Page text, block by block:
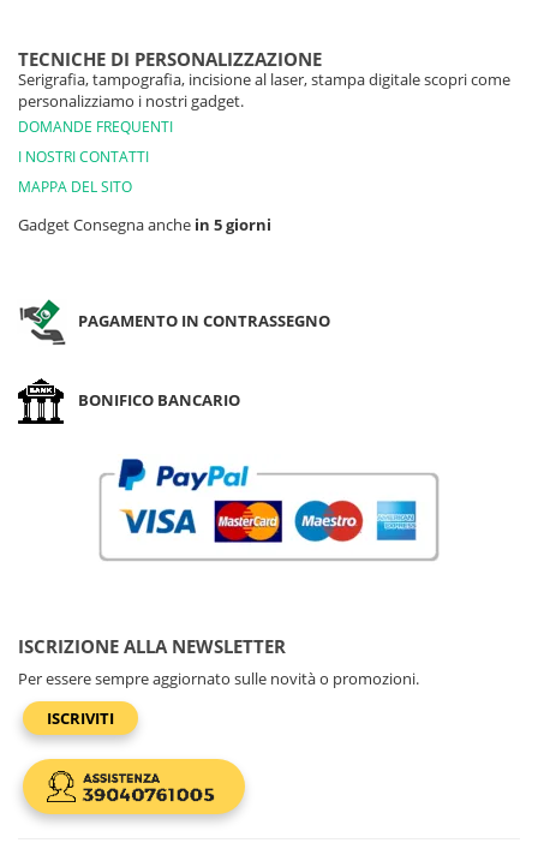
TECNICHE DI PERSONALIZZAZIONE
Serigrafia, tampografia, incisione al laser, stampa digitale scopri come
personalizziamo i nostri gadget.
DOMANDE FREQUENTI
I NOSTRI CONTATTI
MAPPA DEL SITO
Gadget Consegna anche in 5 giorni
PAGAMENTO IN CONTRASSEGNO
BONIFICO BANCARIO
ISCRIZIONE ALLA NEWSLETTER
Per essere sempre aggiornato sulle novità o promozioni.
ISCRIVITI